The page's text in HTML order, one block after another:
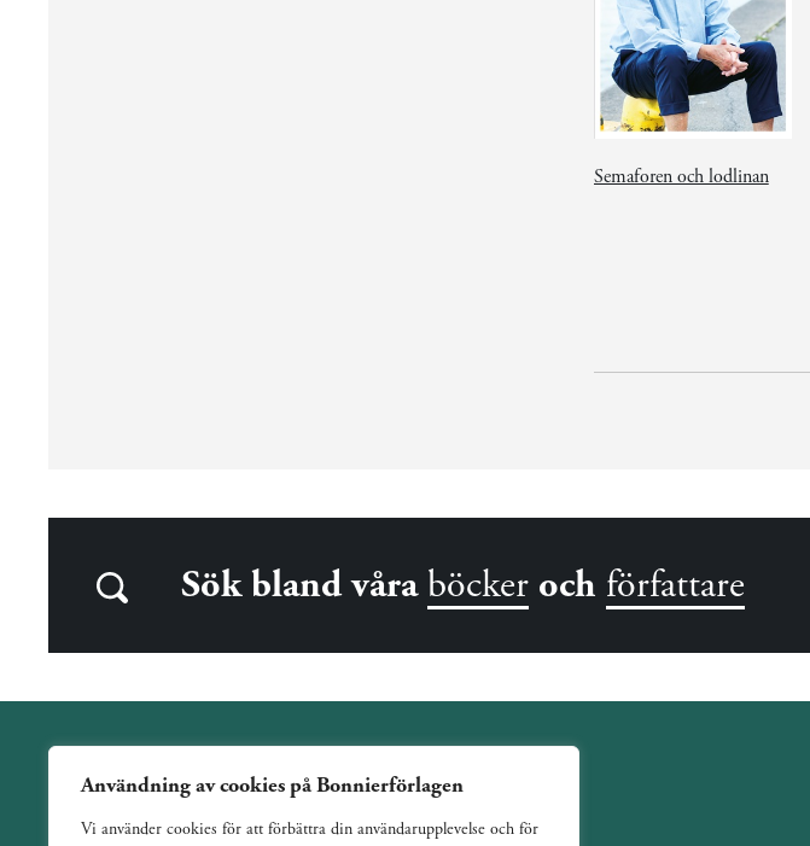
Användning av cookies på Bonnierförlagen
Vi använder cookies för att förbättra din användarupplevelse och för
Semaforen och lodlinan
Sök bland våra böcker och författare
Wahlström & Widstrand är ett allmänutgivande förlag